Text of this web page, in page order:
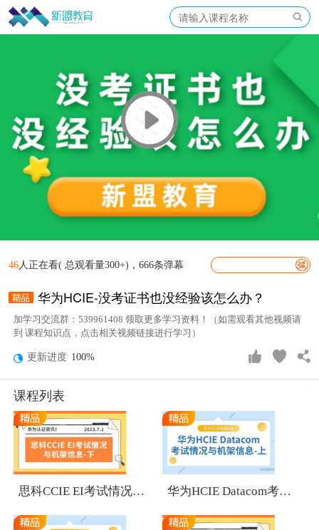
46人正在看( 总观看量300+)，666条弹幕
华为HCIE-没考证书也没经验该怎么办？
加学习交流群：539961408 领取更多学习资料！（如需观看其他视频请
到 课程知识点，点击相关视频链接进行学习）
更新进度 100%
课程列表
思科CCIE EI考试情况与机架信息-下 华为HCIE Datacom考试情况与机架信息-上